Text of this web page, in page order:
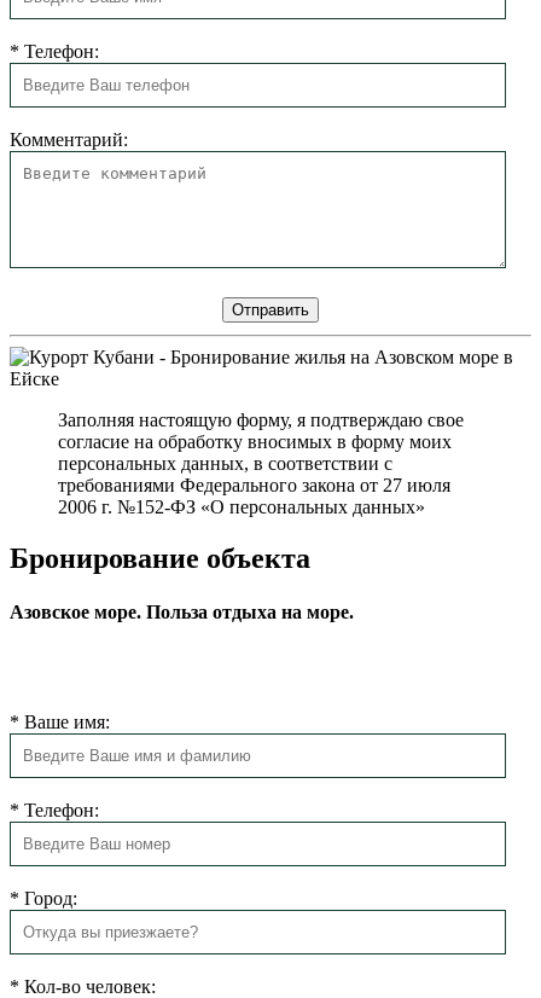
* Телефон:
Комментарий:
Заполняя настоящую форму, я подтверждаю свое
согласие на обработку вносимых в форму моих
персональных данных, в соответствии с
требованиями Федерального закона от 27 июля
2006 г. №152-ФЗ «О персональных данных»
Бронирование объекта
Азовское море. Польза отдыха на море.
* Ваше имя:
* Телефон:
* Город:
* Кол-во человек: